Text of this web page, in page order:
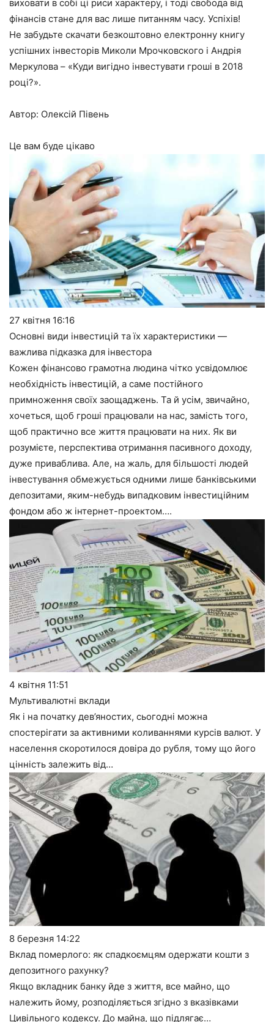
виховати в собі ці риси характеру, і тоді свобода від
фінансів стане для вас лише питанням часу. Успіхів!
Не забудьте скачати безкоштовно електронну книгу
успішних інвесторів Миколи Мрочковского і Андрія
Меркулова – «Куди вигідно інвестувати гроші в 2018
році?».
Автор: Олексій Півень
Це вам буде цікаво
27 квітня 16:16
Основні види інвестицій та їх характеристики —
важлива підказка для інвестора
Кожен фінансово грамотна людина чітко усвідомлює
необхідність інвестицій, а саме постійного
примноження своїх заощаджень. Та й усім, звичайно,
хочеться, щоб гроші працювали на нас, замість того,
щоб практично все життя працювати на них. Як ви
розумієте, перспектива отримання пасивного доходу,
дуже приваблива. Але, на жаль, для більшості людей
інвестування обмежується одними лише банківськими
депозитами, яким-небудь випадковим інвестиційним
фондом або ж інтернет-проектом….
4 квітня 11:51
Мультивалютні вклади
Як і на початку дев’яностих, сьогодні можна
спостерігати за активними коливаннями курсів валют. У
населення скоротилося довіра до рубля, тому що його
цінність залежить від…
8 березня 14:22
Вклад померлого: як спадкоємцям одержати кошти з
депозитного рахунку?
Якщо вкладник банку йде з життя, все майно, що
належить йому, розподіляється згідно з вказівками
Цивільного кодексу. До майна, що підлягає…